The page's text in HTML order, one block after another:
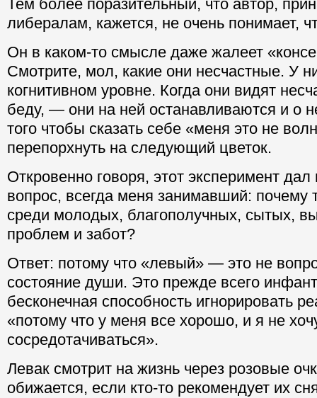
Тем более поразительный, что автор,
либералам, кажется, не очень понимает,
Он в каком-то смысле даже жалеет
Смотрите, мол, какие они несчастные. У
когнитивном уровне. Когда они видят
беду, — они на ней останавливаются и о
того чтобы сказать себе «меня это не
перепорхнуть на следующий цветок.
Откровенно говоря, этот эксперимент дал
вопрос, всегда меня занимавший: почему
среди молодых, благополучных, сытых,
проблем и забот?
Ответ: потому что «левый» — это не
состояние души. Это прежде всего
бесконечная способность игнорировать
«потому что у меня все хорошо, и я не
сосредотачиваться».
Левак смотрит на жизнь через розовые
обижается, если кто-то рекомендует их